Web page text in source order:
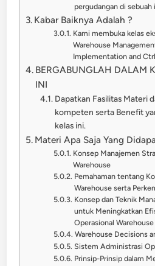
pergudangan di
Kabar Baiknya Adalah ?
Kami membuka kelas
Warehouse
Implementation and Ctrl
BERGABUNGLAH DALAM
INI
Dapatkan Fasilitas Materi
kompeten serta Benefit
kelas ini.
Materi Apa Saja Yang
Konsep Manajemen
Warehouse
Pemahaman tentang
Warehouse serta
Konsep dan Teknik
untuk Meningkatkan
Operasional Warehouse
Warehouse Decisions
Sistem Administrasi
Prinsip-Prinsip dalam